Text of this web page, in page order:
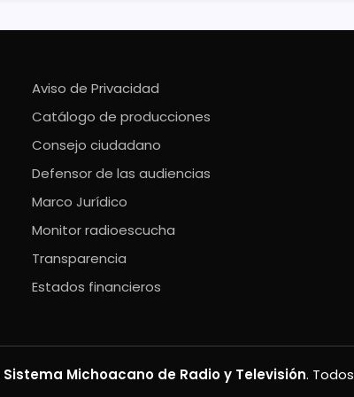
Aviso de Privacidad
Catálogo de producciones
Consejo ciudadano
Defensor de las audiencias
Marco Jurídico
Monitor radioescucha
Transparencia
Estados financieros
Sistema Michoacano de Radio y Televisión.